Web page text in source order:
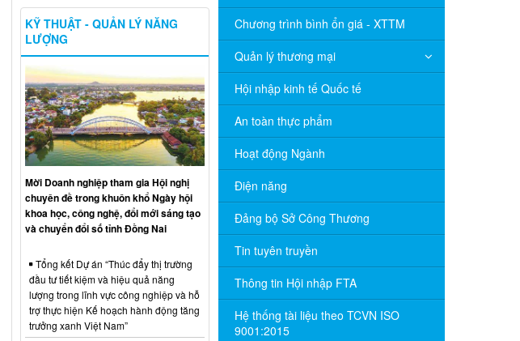
Chương trình bình ổn giá - XTTM
Quản lý thương mại
Hội nhập kinh tế Quốc tế
An toàn thực phẩm
Hoạt động Ngành
Điện năng
Đảng bộ Sở Công Thương
Tin tuyên truyền
Thông tin Hội nhập FTA
Hệ thống tài liệu theo TCVN ISO
9001:2015
KỸ THUẬT - QUẢN LÝ NĂNG
LƯỢNG
Mời Doanh nghiệp tham gia Hội nghị
chuyên đề trong khuôn khổ Ngày hội
khoa học, công nghệ, đổi mới sáng tạo
và chuyển đổi số tỉnh Đồng Nai
Tổng kết Dự án “Thúc đẩy thị trường
đầu tư tiết kiệm và hiệu quả năng
lượng trong lĩnh vực công nghiệp và hỗ
trợ thực hiện Kế hoạch hành động tăng
trưởng xanh Việt Nam”